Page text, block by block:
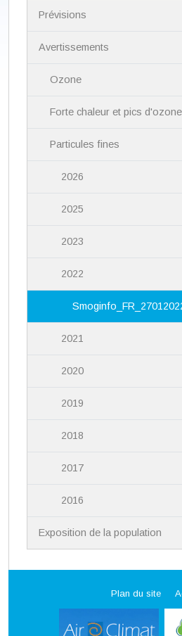
Prévisions
Avertissements
Ozone
Forte chaleur et pics d'ozone
Particules fines
2026
2025
2023
2022
2021
2020
2019
2018
2017
2016
Exposition de la population
Plan du site